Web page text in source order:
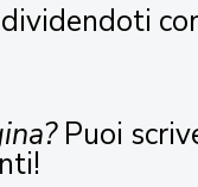
Puoi